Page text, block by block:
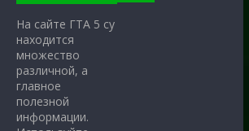
На сайте ГТА 5 су
находится
множество
различной, а
главное
полезной
информации.